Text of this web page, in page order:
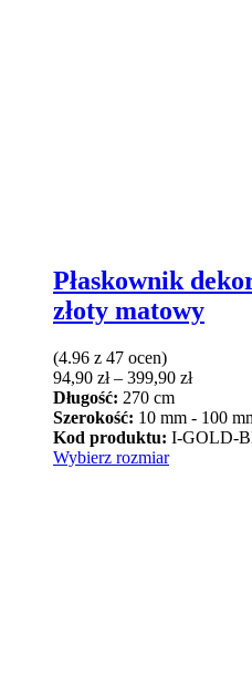
Płaskownik
złoty matowy
(4.96 z 47 ocen)
94,90 zł – 399,90 złZakres
od
94,90 zł
Długość: 270 cm
Szerokość: 10 mm - 100
Kod produktu: I-GOLD-
Wybierz rozmiarTen